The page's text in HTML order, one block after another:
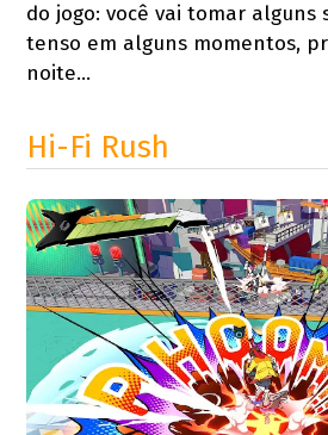
do jogo: você vai tomar alguns
tenso em alguns momentos,
noite…
Hi-Fi Rush